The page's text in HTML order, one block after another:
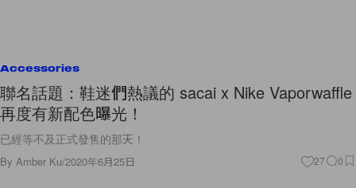
Accessories
聯名話題：鞋迷們熱議的 sacai x Nike Vaporwaffle
再度有新配色曝光！
已經等不及正式發售的那天！
By Amber Ku/2020年6月25日 27 0